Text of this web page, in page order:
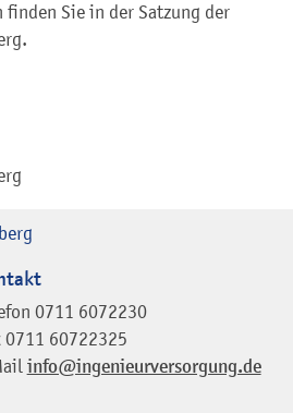
Sie in der Satzung der
0711 6072230
0711 60722325
info@ingenieurversorgung.de